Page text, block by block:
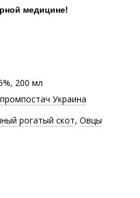
медицине!
200 мл
Украина
рогатый скот, Овцы